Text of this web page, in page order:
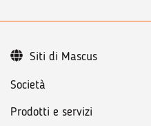
Società
Prodotti e servizi
Siti di Mascus